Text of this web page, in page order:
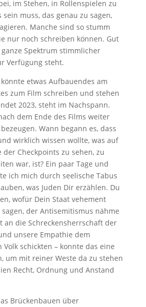
im Stehen, in Rollenspielen zu
muss, das genau zu sagen,
Manche sind so stumm
nur noch schreiben können. Gut
Spektrum stimmlicher
Verfügung steht.
etwas Aufbauendes am
zum Film schreiben und stehen
2023, steht im Nachspann.
dem Ende des Films weiter
Wann begann es, dass
wirklich wissen wollte, was auf
Checkpoints zu sehen, zu
war, ist? Ein paar Tage und
ich mich durch seelische Tabus
was Juden Dir erzählen. Du
wofür Dein Staat vehement
der Antisemitismus nähme
an die Schreckensherrschaft der
unsere Empathie dem
schickten – konnte das eine
um mit reiner Weste da zu stehen
Recht, Ordnung und Anstand
Brückenbauen über